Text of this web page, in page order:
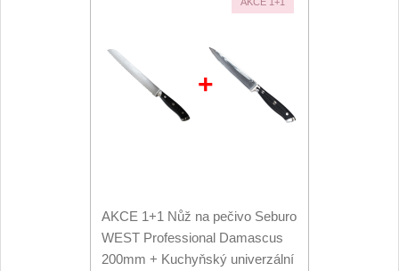
+
AKCE 1+1 Nůž na pečivo Seburo
WEST Professional Damascus
200mm + Kuchyňský univerzální